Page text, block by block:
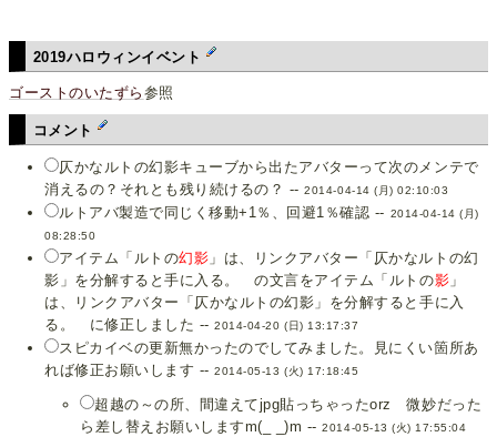
2019ハロウィンイベント
ゴーストのいたずら 参照
コメント
仄かなルトの幻影キューブから出たアバターって次のメンテで
消えるの？それとも残り続けるの？ --2014-04-14 (月) 02:10:03
ルトアバ製造で同じく移動+1％、回避1％確認 -- 2014-04-14 (月)
08:28:50
アイテム「ルトの幻影 」は、リンクアバター「仄かなルトの幻
影」を分解すると手に入る。 の文言をアイテム「ルトの影 」
は、リンクアバター「仄かなルトの幻影」を分解すると手に入
る。 に修正しました --2014-04-20 (日) 13:17:37
スピカイベの更新無かったのでしてみました。見にくい箇所あ
れば修正お願いします --2014-05-13 (火) 17:18:45
超越の～の所、間違えてjpg貼っちゃったorz 微妙だった
ら差し替えお願いしますm(_ _)m --2014-05-13 (火) 17:55:04